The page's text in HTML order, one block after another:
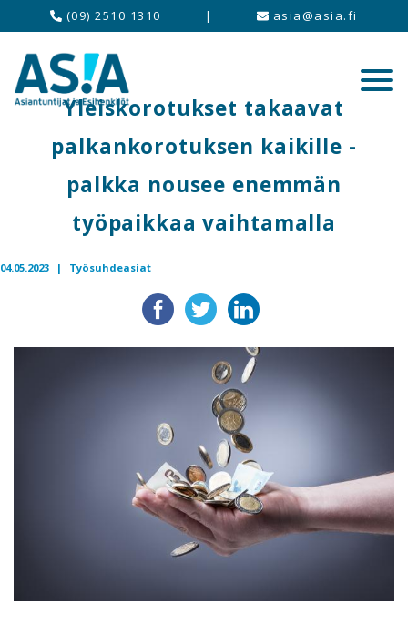
(09) 2510 1310 | asia@asia.fi
Yleiskorotukset takaavat
palkankorotuksen kaikille -
palkka nousee enemmän
työpaikkaa vaihtamalla
04.05.2023 | Työsuhdeasiat